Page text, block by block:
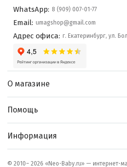
WhatsApp: 8 (909) 007-01-77
Email: umagshop@gmail.com
Адрес офиса: г. Екатеринбург, ул.
О магазине
Блог
Помощь
Информация
© 2010– 2026 «Neo-Baby.ru» — интернет-